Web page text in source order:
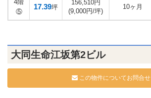
4階
⑤
17.39坪
156,510円
(9,000円/坪)
10ヶ月
大同生命江坂第2ビル
この物件についてお問合せ